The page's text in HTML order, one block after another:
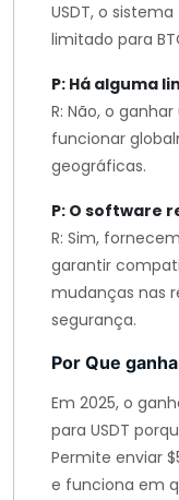
USDT, o
limitado para
P: Há alguma
R: Não, o
funcionar
geográficas.
P: O software
R: Sim,
garantir
mudanças nas
segurança.
Por Que
Em 2025, o
para USDT
Permite enviar
e funciona em